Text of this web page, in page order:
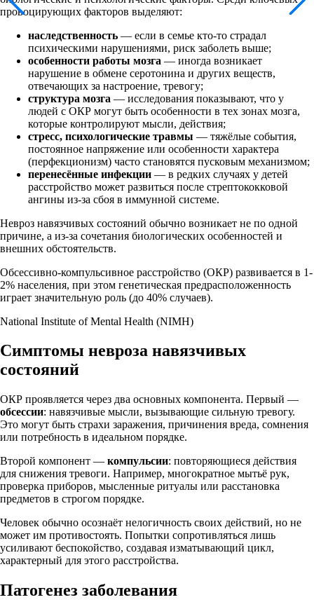
провоцирующих факторов выделяют:
наследственность — если в семье кто-то страдал
психическими нарушениями, риск заболеть выше;
особенности работы мозга — иногда возникает
нарушение в обмене серотонина и других веществ,
отвечающих за настроение, тревогу;
структура мозга — исследования показывают, что у
людей с ОКР могут быть особенности в тех зонах мозга,
которые контролируют мысли, действия;
стресс, психологические травмы — тяжёлые события,
постоянное напряжение или особенности характера
(перфекционизм) часто становятся пусковым механизмом;
перенесённые инфекции — в редких случаях у детей
расстройство может развиться после стрептококковой
ангины из-за сбоя в иммунной системе.
Невроз навязчивых состояний обычно возникает не по одной
причине, а из-за сочетания биологических особенностей и
внешних обстоятельств.
Обсессивно-компульсивное расстройство (ОКР) развивается в 1-
2% населения, при этом генетическая предрасположенность
играет значительную роль (до 40% случаев).
National Institute of Mental Health (NIMH)
Симптомы невроза навязчивых
состояний
ОКР проявляется через два основных компонента. Первый —
обсессии: навязчивые мысли, вызывающие сильную тревогу.
Это могут быть страхи заражения, причинения вреда, сомнения
или потребность в идеальном порядке.
Второй компонент — компульсии: повторяющиеся действия
для снижения тревоги. Например, многократное мытьё рук,
проверка приборов, мысленные ритуалы или расстановка
предметов в строгом порядке.
Человек обычно осознаёт нелогичность своих действий, но не
может им противостоять. Попытки сопротивляться лишь
усиливают беспокойство, создавая изматывающий цикл,
характерный для этого расстройства.
Патогенез заболевания